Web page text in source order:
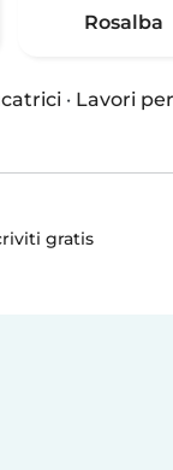
Rosalba
· Lavori
gratis